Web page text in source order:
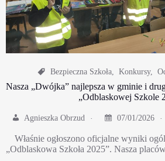
Bezpieczna Szkoła, Konkursy,
Nasza „Dwójka” najlepsza w gminie i
„Odblaskowej Szkole
Agnieszka Obrzud 07/01/2026
Właśnie ogłoszono oficjalne wyniki
„Odblaskowa Szkoła 2025”. Nasza